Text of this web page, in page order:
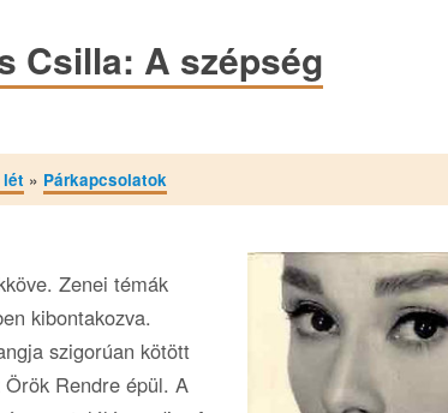
Csilla: A szépség
» Párkapcsolatok
Zenei témák
kibontakozva.
szigorúan kötött
Rendre épül. A